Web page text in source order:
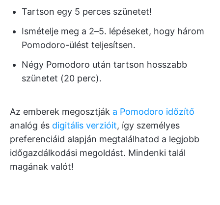
Tartson egy 5 perces szünetet!
Ismételje meg a 2–5. lépéseket, hogy három
Pomodoro-ülést teljesítsen.
Négy Pomodoro után tartson hosszabb
szünetet (20 perc).
Az emberek megosztják a Pomodoro időzítő
analóg és digitális verzióit, így személyes
preferenciáid alapján megtalálhatod a legjobb
időgazdálkodási megoldást. Mindenki talál
magának valót!